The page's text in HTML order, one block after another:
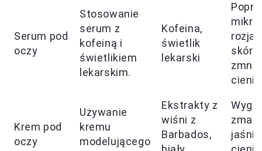
Serum pod
oczy
Stosowanie
serum z
kofeiną i
świetlikiem
lekarskim.
Kofeina,
świetlik
lekarski
skóry,
cieni.
Krem pod
oczy
Używanie
kremu
modelującego
Ekstrakty z
wiśni z
Barbados,